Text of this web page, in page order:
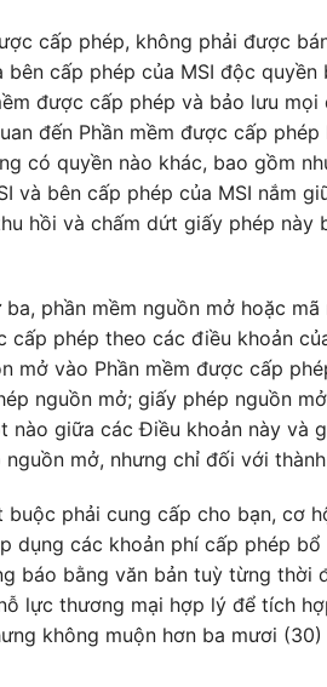
cấp phép, không phải được
bên cấp phép của MSI độc
được cấp phép và bảo lưu
đến Phần mềm được cấp
có quyền nào khác, bao gồm
và bên cấp phép của MSI nắm
hồi và chấm dứt giấy phép
phần mềm nguồn mở hoặc
phép theo các điều khoản
mở vào Phần mềm được cấp
nguồn mở; giấy phép nguồn
nào giữa các Điều khoản này và
mở, nhưng chỉ đối với
buộc phải cung cấp cho bạn, cơ
dụng các khoản phí cấp phép
báo bằng văn bản tuỳ từng thời
lực thương mại hợp lý để tích
không muộn hơn ba mươi